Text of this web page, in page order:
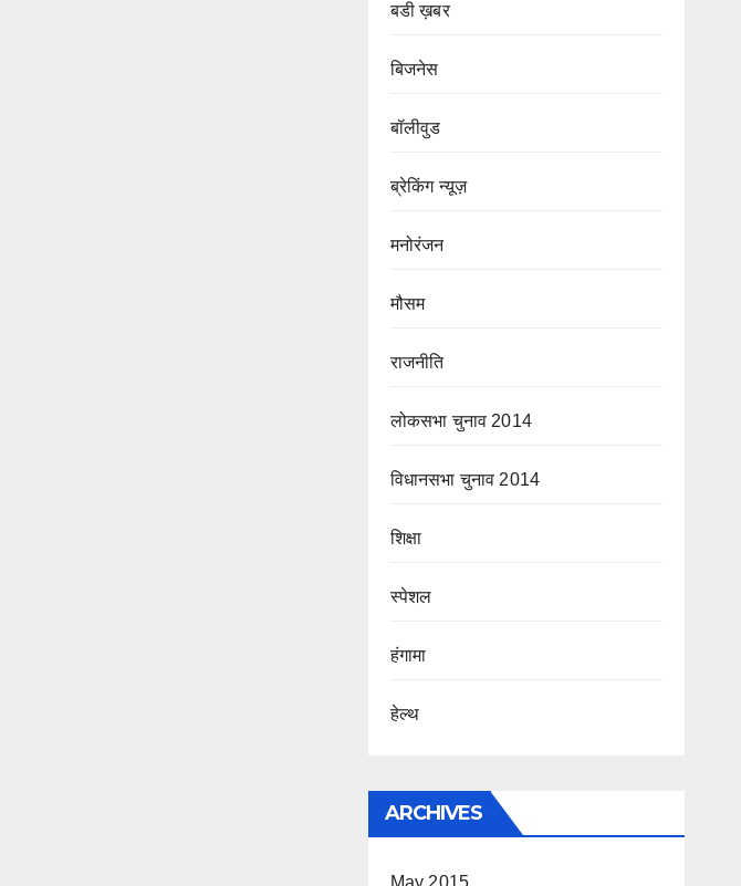
बडी ख़बर
बिजनेस
बॉलीवुड
ब्रेकिंग न्यूज़
मनोरंजन
मौसम
राजनीति
लोकसभा चुनाव 2014
विधानसभा चुनाव 2014
शिक्षा
स्पेशल
हंगामा
हेल्थ
ARCHIVES
May 2015